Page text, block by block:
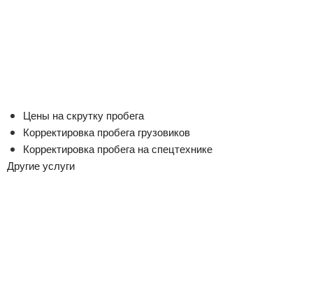
Цены на скрутку пробега
Корректировка пробега грузовиков
Корректировка пробега на спецтехнике
Другие услуги